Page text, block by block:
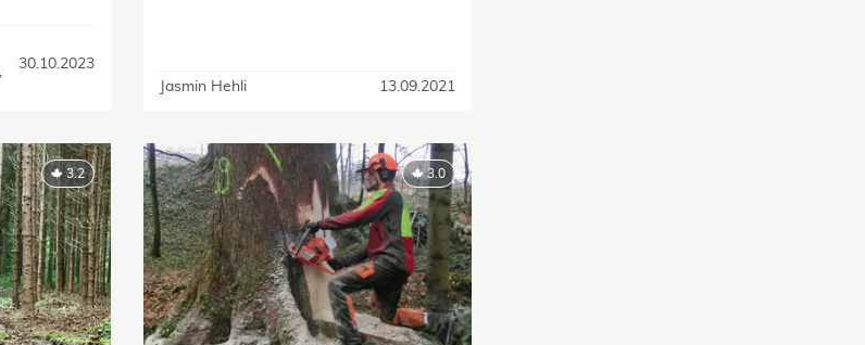
30.10.2023
Jasmin Hehli 13.09.2021
3.2 3.0